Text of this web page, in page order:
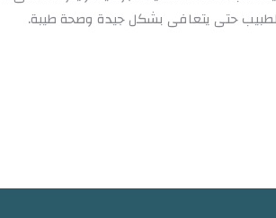
الطبيب حتى يتعافى بشكل جيدة وصحة طيبة.